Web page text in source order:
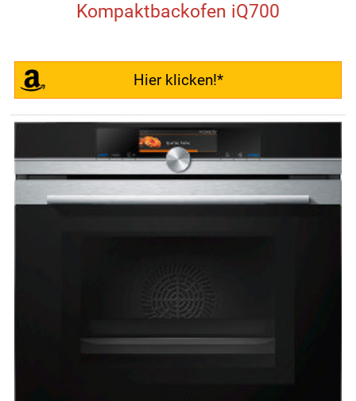
Kompaktbackofen iQ700
Hier klicken!*